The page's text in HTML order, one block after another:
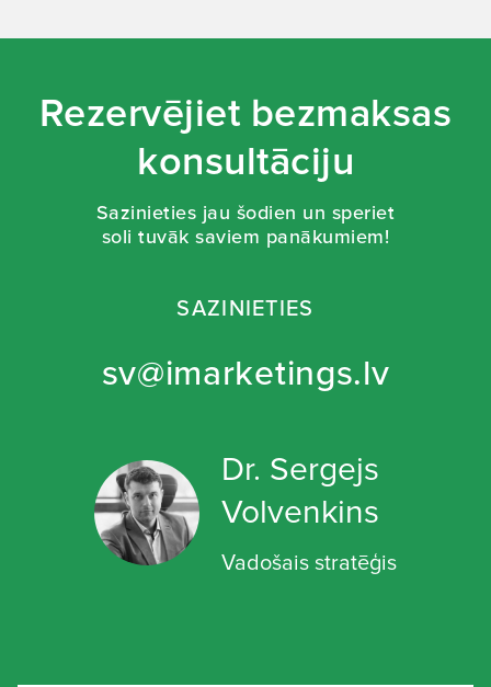
Rezervējiet bezmaksas
konsultāciju
Sazinieties jau šodien un speriet
soli tuvāk saviem panākumiem!
SAZINIETIES
sv@imarketings.lv
Dr. Sergejs
Volvenkins
Vadošais stratēģis